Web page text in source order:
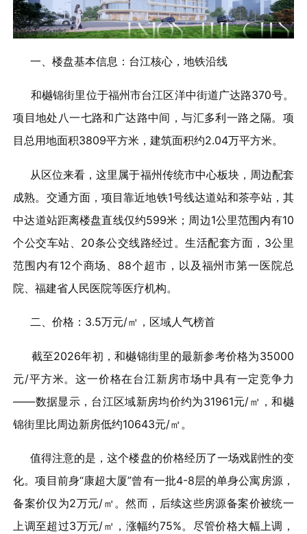
一、楼盘基本信息：台江核心，地铁沿线
和樾锦街里位于福州市台江区洋中街道广达路370号。
项目地处八一七路和广达路中间，与汇多利一路之隔。项
目总用地面积3809平方米，建筑面积约2.04万平方米。
从区位来看，这里属于福州传统市中心板块，周边配套
成熟。交通方面，项目靠近地铁1号线达道站和茶亭站，其
中达道站距离楼盘直线仅约599米；周边1公里范围内有10
个公交车站、20条公交线路经过。生活配套方面，3公里
范围内有12个商场、88个超市，以及福州市第一医院总
院、福建省人民医院等医疗机构。
二、价格：3.5万元/㎡，区域人气榜首
截至2026年初，和樾锦街里的最新参考价格为35000
元/平方米。这一价格在台江新房市场中具有一定竞争力
——数据显示，台江区域新房均价约为31961元/㎡，和樾
锦街里比周边新房低约10643元/㎡。
值得注意的是，这个楼盘的价格经历了一场戏剧性的变
化。项目前身“康超大厦”曾有一批4-8层的单身公寓房源，
备案价仅为2万元/㎡。然而，后续这些房源备案价被统一
上调至超过3万元/㎡，涨幅约75%。尽管价格大幅上调，